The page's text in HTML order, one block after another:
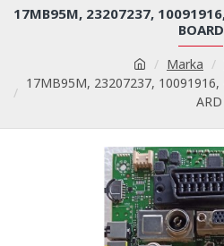
Marka
17MB95M, 23207237, 10091916,
ARD
17MB95M, 23207237,
BOARD